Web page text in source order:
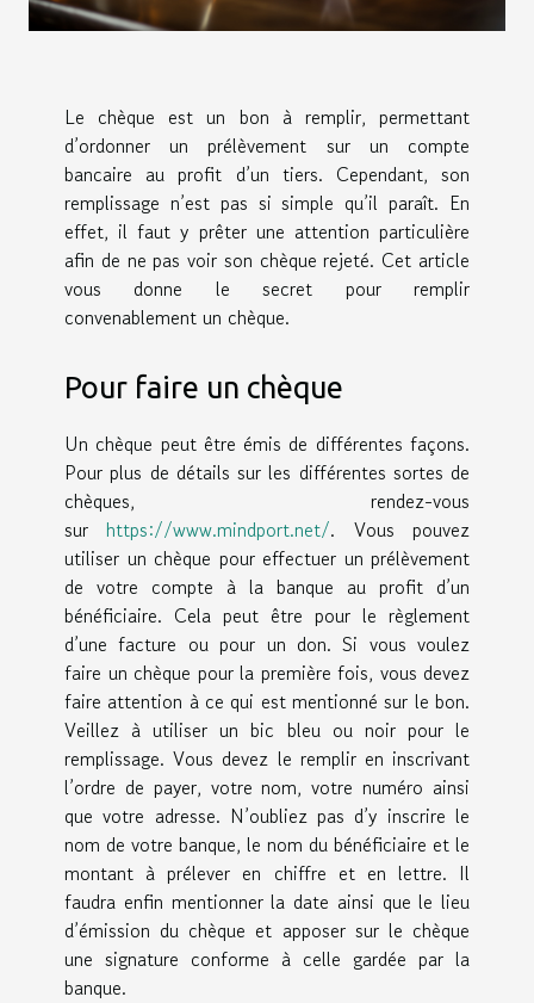
Le chèque est un bon à remplir, permettant
d’ordonner un prélèvement sur un compte
bancaire au profit d’un tiers. Cependant, son
remplissage n’est pas si simple qu’il paraît. En
effet, il faut y prêter une attention particulière
afin de ne pas voir son chèque rejeté. Cet article
vous donne le secret pour remplir
convenablement un chèque.
Pour faire un chèque
Un chèque peut être émis de différentes façons.
Pour plus de détails sur les différentes sortes de
chèques, rendez-vous
sur https://www.mindport.net/. Vous pouvez
utiliser un chèque pour effectuer un prélèvement
de votre compte à la banque au profit d’un
bénéficiaire. Cela peut être pour le règlement
d’une facture ou pour un don. Si vous voulez
faire un chèque pour la première fois, vous devez
faire attention à ce qui est mentionné sur le bon.
Veillez à utiliser un bic bleu ou noir pour le
remplissage. Vous devez le remplir en inscrivant
l’ordre de payer, votre nom, votre numéro ainsi
que votre adresse. N’oubliez pas d’y inscrire le
nom de votre banque, le nom du bénéficiaire et le
montant à prélever en chiffre et en lettre. Il
faudra enfin mentionner la date ainsi que le lieu
d’émission du chèque et apposer sur le chèque
une signature conforme à celle gardée par la
banque.